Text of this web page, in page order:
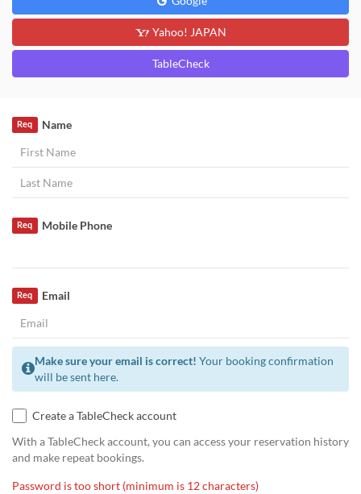
Yahoo! JAPAN
TableCheck
Name
Req
Mobile Phone
Req
Email
Req
Make sure your email is correct! Your booking confirmation
will be sent here.
Create a TableCheck account
With a TableCheck account, you can access your reservation history
and make repeat bookings.
Password is too short (minimum is 12 characters)